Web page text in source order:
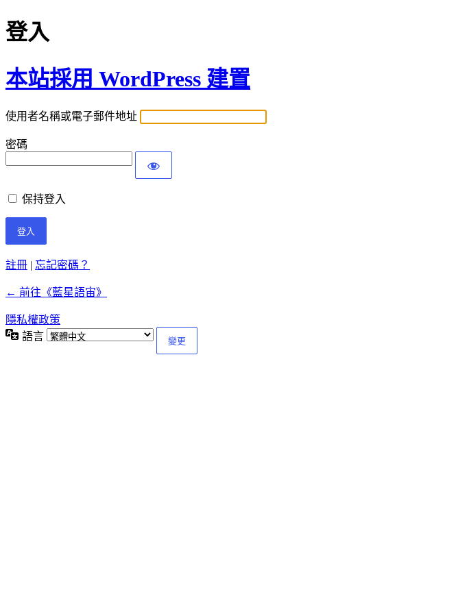
登入
本站採用 WordPress 建置
使用者名稱或電子郵件地址
密碼
保持登入
註冊 | 忘記密碼？
← 前往《藍星語宙》
隱私權政策
語言